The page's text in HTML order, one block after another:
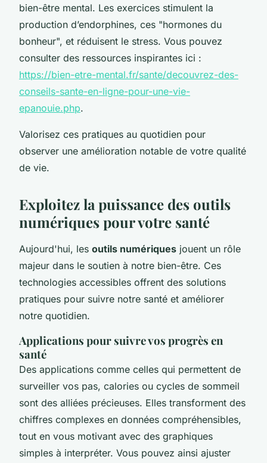
bien-être mental. Les exercices stimulent la
production d’endorphines, ces "hormones du
bonheur", et réduisent le stress. Vous pouvez
consulter des ressources inspirantes ici :
https://bien-etre-mental.fr/sante/decouvrez-des-
conseils-sante-en-ligne-pour-une-vie-
epanouie.php.
Valorisez ces pratiques au quotidien pour
observer une amélioration notable de votre qualité
de vie.
Exploitez la puissance des outils
numériques pour votre santé
Aujourd'hui, les outils numériques jouent un rôle
majeur dans le soutien à notre bien-être. Ces
technologies accessibles offrent des solutions
pratiques pour suivre notre santé et améliorer
notre quotidien.
Applications pour suivre vos progrès en
santé
Des applications comme celles qui permettent de
surveiller vos pas, calories ou cycles de sommeil
sont des alliées précieuses. Elles transforment des
chiffres complexes en données compréhensibles,
tout en vous motivant avec des graphiques
simples à interpréter. Vous pouvez ainsi ajuster